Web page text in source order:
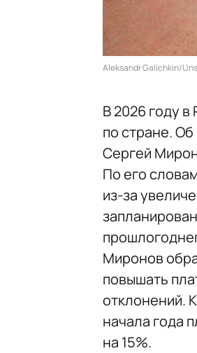
Aleksandr Galichkin/
В 2026 году
по стране.
Сергей
По его
из-за
Миронов
повышать
отклонений.
начала года
на 15%.